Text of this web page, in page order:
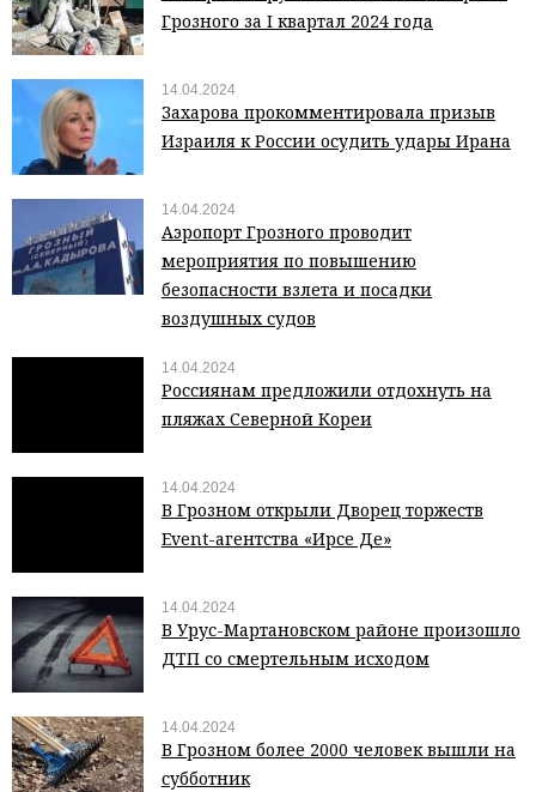
Грозного за I квартал 2024 года
14.04.2024
Захарова прокомментировала призыв
Израиля к России осудить удары Ирана
14.04.2024
Аэропорт Грозного проводит
мероприятия по повышению
безопасности взлета и посадки
воздушных судов
14.04.2024
Россиянам предложили отдохнуть на
пляжах Северной Кореи
14.04.2024
В Грозном открыли Дворец торжеств
Event-агентства «Ирсе Де»
14.04.2024
В Урус-Мартановском районе произошло
ДТП со смертельным исходом
14.04.2024
В Грозном более 2000 человек вышли на
субботник